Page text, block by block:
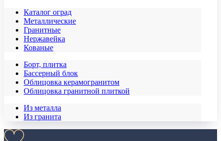
Каталог оград
Металлические
Гранитные
Нержавейка
Кованые
Борт, плитка
Бассерный блок
Облицовка керамогранитом
Облицовка гранитной плиткой
Из металла
Из гранита